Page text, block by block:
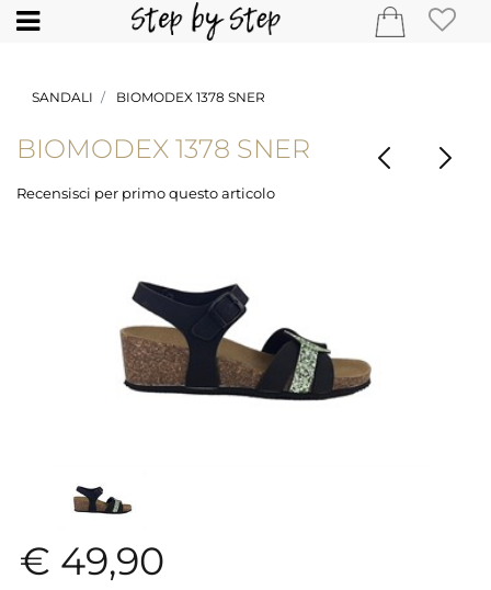
Open
SANDALI BIOMODEX 1378 SNER
BIOMODEX 1378 SNER
Recensisci per primo questo articolo
€ 49,90